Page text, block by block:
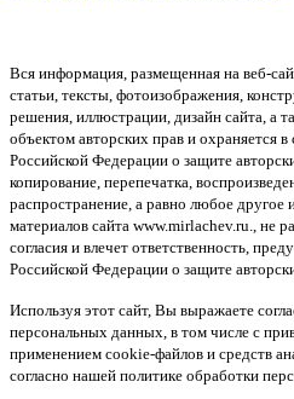
Вся информация, размещенная на веб-
статьи, тексты, фотоизображения,
решения, иллюстрации, дизайн сайта, а
объектом авторских прав и охраняется в
Российской Федерации о защите
копирование, перепечатка,
распространение, а равно любое другое
материалов сайта www.mirlachev.ru., не
согласия и влечет ответственность,
Российской Федерации о защите
Используя этот сайт, Вы выражаете
персональных данных, в том числе с
применением cookie-файлов и средств
согласно нашей политике обработки